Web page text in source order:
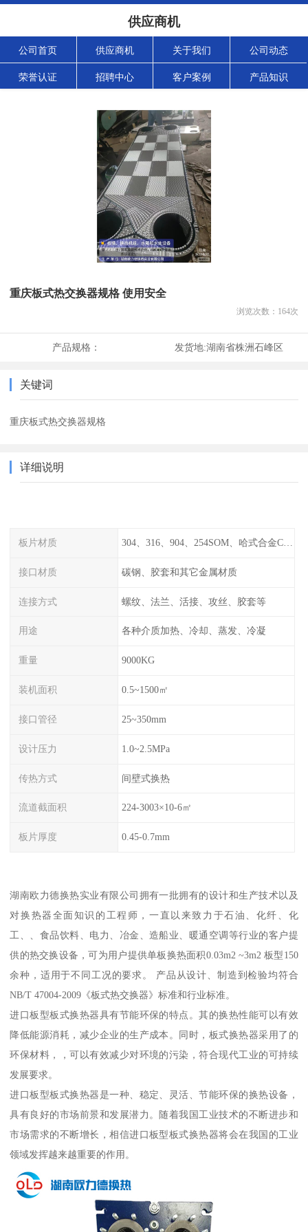
供应商机
公司首页 供应商机 关于我们 公司动态
荣誉认证 招聘中心 客户案例 产品知识
重庆板式热交换器规格 使用安全
浏览次数： 164次
产品规格： 发货地:湖南省株洲石峰区
关键词
重庆板式热交换器规格
详细说明
板片材质 304、316、904、254SOM、哈式合金C-276、TA1等
接口材质 碳钢、胶套和其它金属材质
连接方式 螺纹、法兰、活接、攻丝、胶套等
用途 各种介质加热、冷却、蒸发、冷凝
重量 9000KG
装机面积 0.5~1500㎡
接口管径 25~350mm
设计压力 1.0~2.5MPa
传热方式 间壁式换热
流道截面积 224-3003×10-6㎡
板片厚度 0.45-0.7mm
湖南欧力德换热实业有限公司拥有一批拥有的设计和生产技术以及
对换热器全面知识的工程师，一直以来致力于石油、化纤、化
工、、食品饮料、电力、冶金、造船业、暖通空调等行业的客户提
供的热交换设备，可为用户提供单板换热面积0.03m2 ~3m2 板型150
余种，适用于不同工况的要求。 产品从设计、制造到检验均符合
NB/T 47004-2009《板式热交换器》标准和行业标准。
进口板型板式换热器具有节能环保的特点。其的换热性能可以有效
降低能源消耗，减少企业的生产成本。同时，板式换热器采用了的
环保材料，，可以有效减少对环境的污染，符合现代工业的可持续
发展要求。
进口板型板式换热器是一种、稳定、灵活、节能环保的换热设备，
具有良好的市场前景和发展潜力。随着我国工业技术的不断进步和
市场需求的不断增长，相信进口板型板式换热器将会在我国的工业
领域发挥越来越重要的作用。